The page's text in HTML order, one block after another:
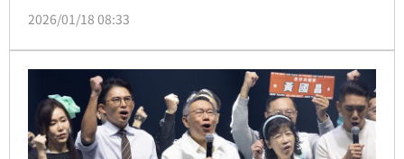
檢標準，「請問扁帽工廠、小英商號和賴桑小舖這些公
附上柯文哲與兒子柯傅堯的正面照。
2026/01/18 08:33